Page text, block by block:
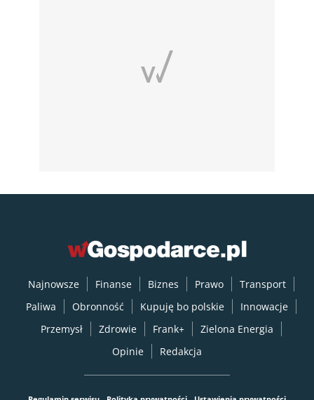
Najnowsze Finanse Biznes Prawo
Transport
Paliwa
Obronność Kupuję bo polskie
Innowacje
Przemysł
Zdrowie Frank+
Zielona Energia
Opinie
Redakcja